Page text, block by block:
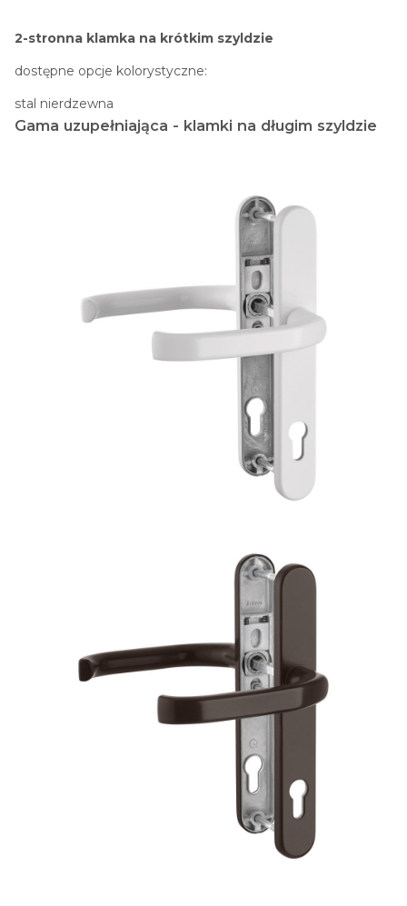
2-stronna klamka na krótkim szyldzie
dostępne opcje kolorystyczne:
stal nierdzewna
Gama uzupełniająca - klamki na długim szyldzie